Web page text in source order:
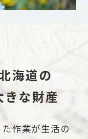
海道の
な​​財産
作業が​生活の​